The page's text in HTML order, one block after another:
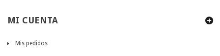
MI CUENTA
Mis pedidos